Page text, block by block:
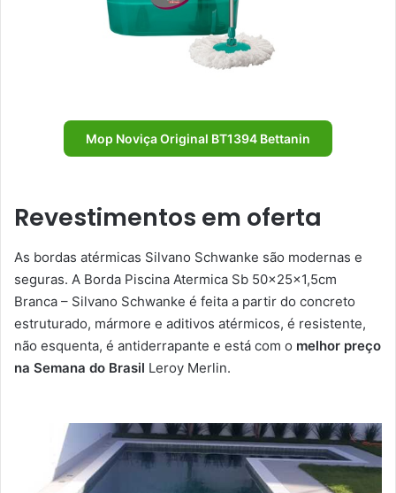
Mop Noviça Original BT1394 Bettanin
Revestimentos em oferta
As bordas atérmicas Silvano Schwanke são modernas e
seguras. A Borda Piscina Atermica Sb 50x25x1,5cm
Branca – Silvano Schwanke é feita a partir do concreto
estruturado, mármore e aditivos atérmicos, é resistente,
não esquenta, é antiderrapante e está com o melhor preço
na Semana do Brasil Leroy Merlin.